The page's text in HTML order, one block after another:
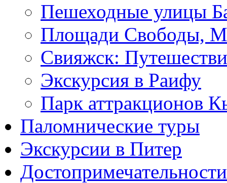
Пешеходные улицы
Площади Свободы,
Свияжск:
Экскурсия в Раифу
Парк аттракционов
Паломнические туры
Экскурсии в Питер
Достопримечательности